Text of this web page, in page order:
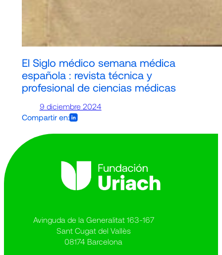
El Siglo médico semana médica
española : revista técnica y
profesional de ciencias médicas
9 diciembre 2024
Compartir en:
Avinguda de la Generalitat 163-167
Sant Cugat del Vallès
08174 Barcelona